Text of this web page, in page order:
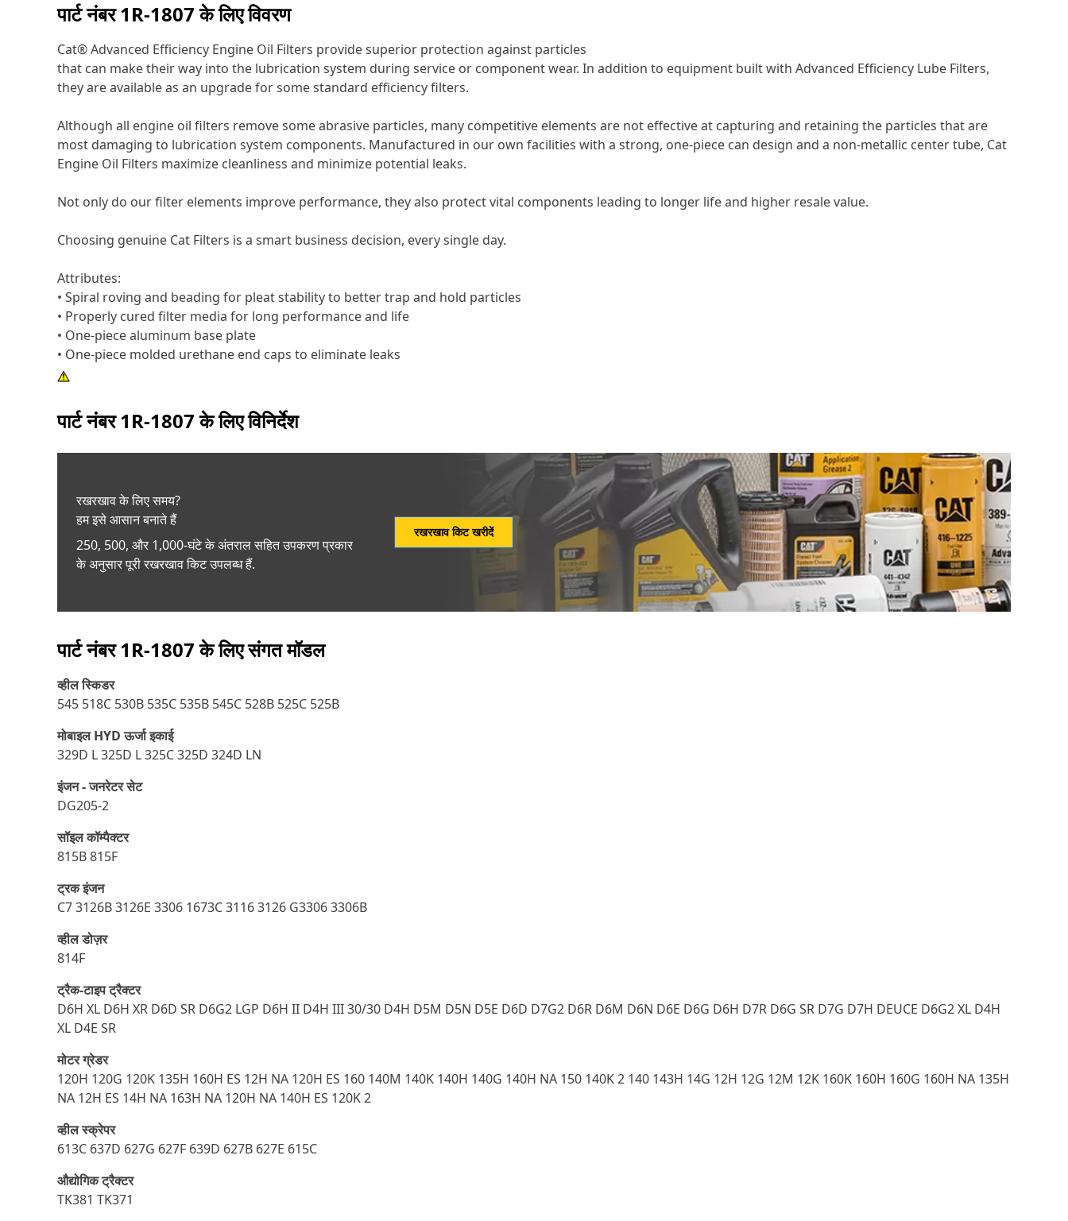
पार्ट नंबर1R-1807के लिए विवरण
Cat® Advanced Efficiency Engine Oil Filters provide superior protection against particles
that can make their way into the lubrication system during service or component wear. In addition to equipment built with Advanced Efficiency Lube Filters,
they are available as an upgrade for some standard efficiency filters.
Although all engine oil filters remove some abrasive particles, many competitive elements are not effective at capturing and retaining the particles that are
most damaging to lubrication system components. Manufactured in our own facilities with a strong, one-piece can design and a non-metallic center tube, Cat
Engine Oil Filters maximize cleanliness and minimize potential leaks.
Not only do our filter elements improve performance, they also protect vital components leading to longer life and higher resale value.
Choosing genuine Cat Filters is a smart business decision, every single day.
Attributes:
• Spiral roving and beading for pleat stability to better trap and hold particles
• Properly cured filter media for long performance and life
• One-piece aluminum base plate
• One-piece molded urethane end caps to eliminate leaks
पार्ट नंबर1R-1807के लिए विनिर्देश
रखरखाव के लिए समय?
हम इसे आसान बनाते हैं
250, 500, और 1,000-घंटे के अंतराल सहित उपकरण प्रकार
के अनुसार पूरी रखरखाव किट उपलब्ध हैं.
रखरखाव किट खरीदें
पार्ट नंबर1R-1807के लिए संगत मॉडल
व्हील स्किडर
545 518C 530B 535C 535B 545C 528B 525C 525B
मोबाइल HYD ऊर्जा इकाई
329D L 325D L 325C 325D 324D LN
इंजन - जनरेटर सेट
DG205-2
सॉइल कॉम्पैक्टर
815B 815F
ट्रक इंजन
C7 3126B 3126E 3306 1673C 3116 3126 G3306 3306B
व्हील डोज़र
814F
ट्रैक-टाइप ट्रैक्टर
D6H XL D6H XR D6D SR D6G2 LGP D6H II D4H III 30/30 D4H D5M D5N D5E D6D D7G2 D6R D6M D6N D6E D6G D6H D7R D6G SR D7G D7H DEUCE D6G2 XL D4H
XL D4E SR
मोटर ग्रेडर
120H 120G 120K 135H 160H ES 12H NA 120H ES 160 140M 140K 140H 140G 140H NA 150 140K 2 140 143H 14G 12H 12G 12M 12K 160K 160H 160G 160H NA 135H
NA 12H ES 14H NA 163H NA 120H NA 140H ES 120K 2
व्हील स्क्रेपर
613C 637D 627G 627F 639D 627B 627E 615C
औद्योगिक ट्रैक्टर
TK381 TK371